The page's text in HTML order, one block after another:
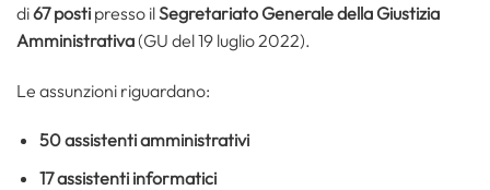
di67 posti presso ilSegretariato Generale della Giustizia
Amministrativa(GU del 19 luglio 2022).
Le assunzioni riguardano:
50 assistenti amministrativi
17 assistenti informatici